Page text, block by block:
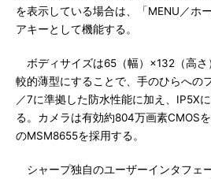
を表示している場合は、「MENU／ホ
アキーとして機能する。
ボディサイズは65（幅）×132（高
較的薄型にすることで、手のひらへの
／7に準拠した防水性能に加え、IP5X
る。カメラは有効約804万画素CMOS
のMSM8655を採用する。
シャープ独自のユーザーインタフェ